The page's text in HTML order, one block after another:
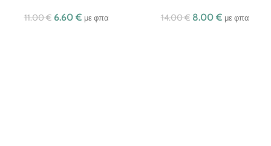
11.00€ 6.60 € με φπα 14.00€ 8.00 € με φπα